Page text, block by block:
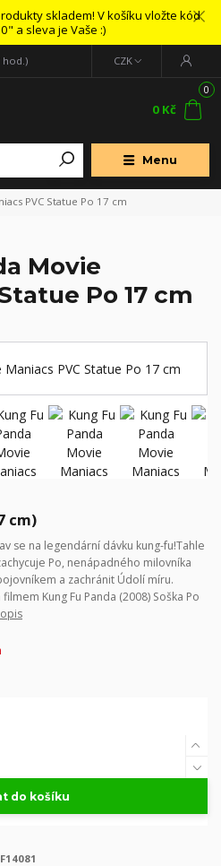
skladem! V košíku vložte kód
a sleva je Vaše :)
Menu
CZK
hod.)
0
0 Kč
PVC Statue Po 17 cm
Movie
Po 17 cm
cm)
se na legendární dávku kung-fu!Tahle
Po, nenápadného milovníka
a zachránit Údolí míru.
Kung Fu Panda (2008) Soška Po
do košíku